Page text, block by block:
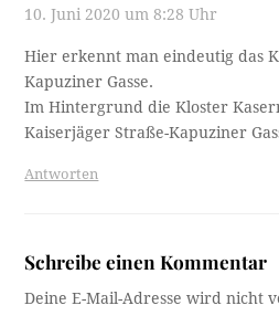
10. Juni 2020 um 8:28 Uhr
Hier erkennt man eindeutig das
Kapuziner Gasse.
Im Hintergrund die Kloster
Kaiserjäger Straße-Kapuziner
Antworten
Schreibe einen Kommentar
Deine E-Mail-Adresse wird nicht